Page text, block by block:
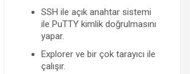
SSH ile açık anahtar sistemi
ile PuTTY kimlik doğrulmasını
yapar.
Explorer ve bir çok tarayıcı ile
çalışır.